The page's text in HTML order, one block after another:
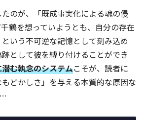
のが、「既成事実化による魂の侵
鶴を想っていようとも、自分の存在
いう不可逆な記憶として刻み込め
として彼を縛り付けることができ
む執念のシステムこそが、読者に
もどかしさ」を与える本質的な原因な